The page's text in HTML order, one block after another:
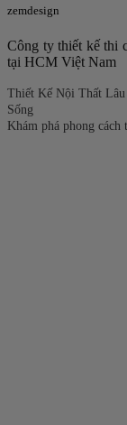
zemdesign
Công ty thiết kế thi
tại HCM Việt Nam
Thiết Kế Nội Thất
Sống
Khám phá phong